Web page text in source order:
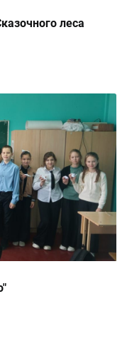
леса